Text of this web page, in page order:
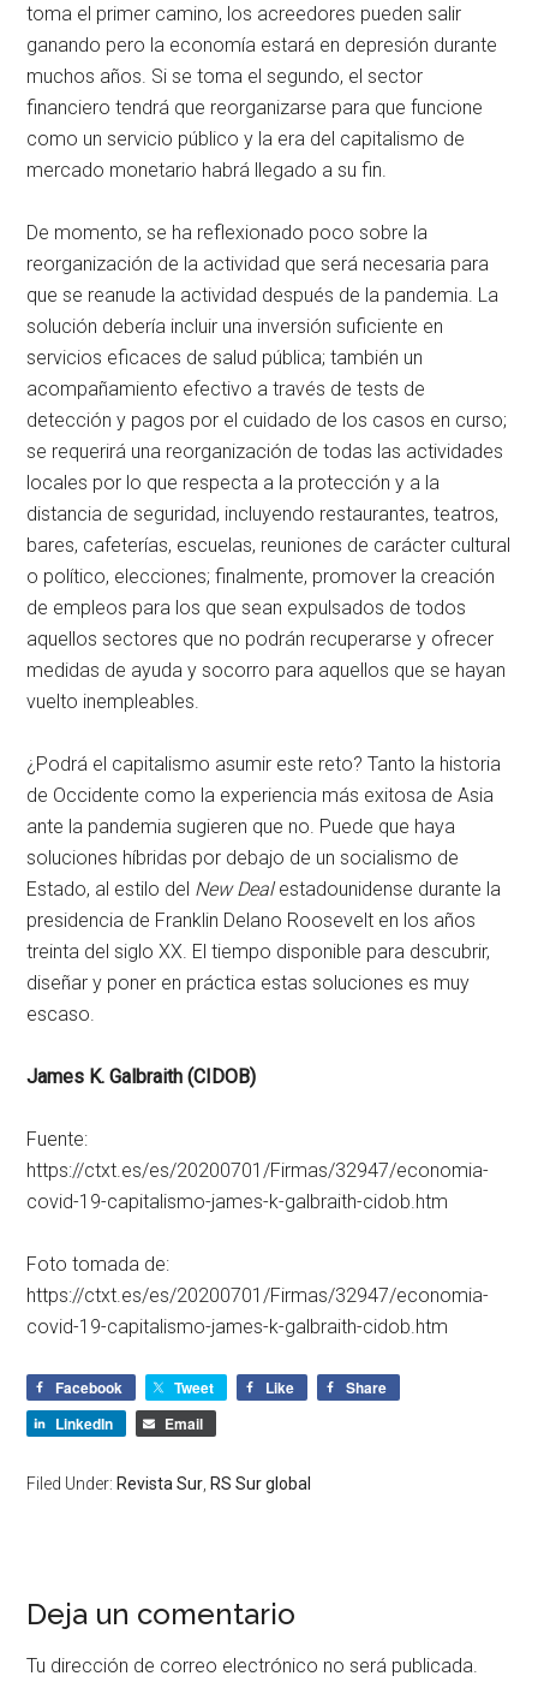
toma el primer camino, los acreedores pueden salir
ganando pero la economía estará en depresión durante
muchos años. Si se toma el segundo, el sector
financiero tendrá que reorganizarse para que funcione
como un servicio público y la era del capitalismo de
mercado monetario habrá llegado a su fin.
De momento, se ha reflexionado poco sobre la
reorganización de la actividad que será necesaria para
que se reanude la actividad después de la pandemia. La
solución debería incluir una inversión suficiente en
servicios eficaces de salud pública; también un
acompañamiento efectivo a través de tests de
detección y pagos por el cuidado de los casos en curso;
se requerirá una reorganización de todas las actividades
locales por lo que respecta a la protección y a la
distancia de seguridad, incluyendo restaurantes, teatros,
bares, cafeterías, escuelas, reuniones de carácter cultural
o político, elecciones; finalmente, promover la creación
de empleos para los que sean expulsados de todos
aquellos sectores que no podrán recuperarse y ofrecer
medidas de ayuda y socorro para aquellos que se hayan
vuelto inempleables.
¿Podrá el capitalismo asumir este reto? Tanto la historia
de Occidente como la experiencia más exitosa de Asia
ante la pandemia sugieren que no. Puede que haya
soluciones híbridas por debajo de un socialismo de
Estado, al estilo del New Dealestadounidense durante la
presidencia de Franklin Delano Roosevelt en los años
treinta del siglo XX. El tiempo disponible para descubrir,
diseñar y poner en práctica estas soluciones es muy
escaso.
James K. Galbraith (CIDOB)
Fuente:
https://ctxt.es/es/20200701/Firmas/32947/economia-
covid-19-capitalismo-james-k-galbraith-cidob.htm
Foto tomada de:
https://ctxt.es/es/20200701/Firmas/32947/economia-
covid-19-capitalismo-james-k-galbraith-cidob.htm
Facebook Tweet Like
Share
LinkedIn
Email
Filed Under: Revista Sur RS Sur global
Deja un comentario
Tu dirección de correo electrónico no será publicada.